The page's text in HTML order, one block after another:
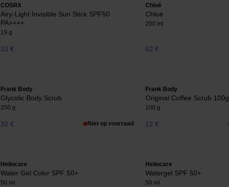
COSRX
Airy-Light Invisible Sun Stick SPF50
PA++++
19 g
33 €
Chloé
Chloé
200 ml
62 €
Frank Body
Glycolic Body Scrub
250 g
32 € Niet op voorraad
Frank Body
Original Coffee Scrub 100g
100 g
12 €
Heliocare
Water Gel Color SPF 50+
50 ml
Heliocare
Watergel SPF 50+
50 ml